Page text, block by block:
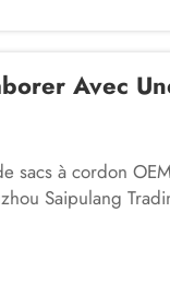
Avec
sacs à cordon
Saipulang
des objets,
vous